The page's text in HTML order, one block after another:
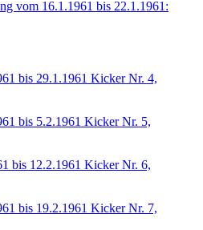
Kicker Nr. 4,
Kicker Nr. 5,
Kicker Nr. 6,
Kicker Nr. 7,